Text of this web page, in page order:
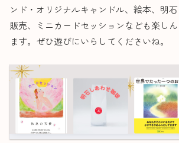
ンド・オリジナルキャンドル、絵本、明
販売、ミニカードセッションなども楽し
ます。ぜひ遊びにいらしてくださいね。